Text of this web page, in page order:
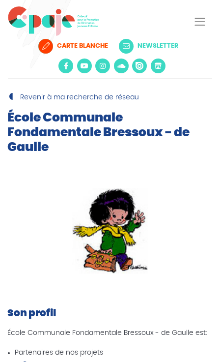
CARTE BLANCHE NEWSLETTER
Revenir à ma recherche de réseau
École Communale
Fondamentale Bressoux - de
Gaulle
Son profil
École Communale Fondamentale Bressoux - de Gaulle est:
Partenaires de nos projets